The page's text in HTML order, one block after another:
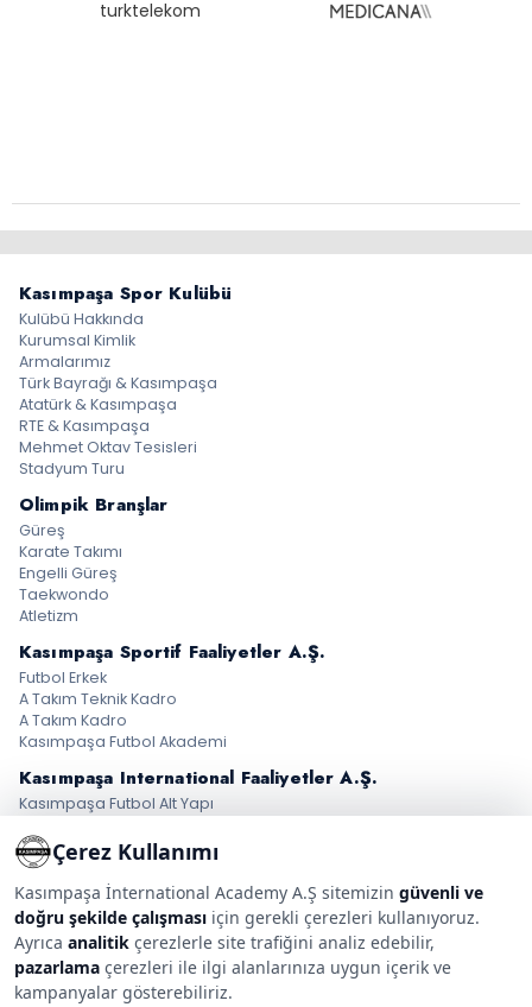
Kasımpaşa Spor Kulübü
Kulübü Hakkında
Kurumsal Kimlik
Armalarımız
Türk Bayrağı & Kasımpaşa
Atatürk & Kasımpaşa
RTE & Kasımpaşa
Mehmet Oktav Tesisleri
Stadyum Turu
Olimpik Branşlar
Güreş
Karate Takımı
Engelli Güreş
Taekwondo
Atletizm
Kasımpaşa Sportif Faaliyetler A.Ş.
Futbol Erkek
A Takım Teknik Kadro
A Takım Kadro
Kasımpaşa Futbol Akademi
Kasımpaşa International Faaliyetler A.Ş.
Kasımpaşa Futbol Alt Yapı
Goalkeeper Academy
Erkek Futbol Okulu
Kadın Futbol
Basketbol Erkek
Tenis Academy
Masa Tenisi Academy
Medya • Store • Taraftar
Çerez Kullanımı
Kasımpaşa İnternational Academy A.Ş sitemizin güvenli ve
doğru şekilde çalışması için gerekli çerezleri kullanıyoruz.
Ayrıca analitik çerezlerle site trafiğini analiz edebilir,
pazarlama çerezleri ile ilgi alanlarınıza uygun içerik ve
kampanyalar gösterebiliriz.